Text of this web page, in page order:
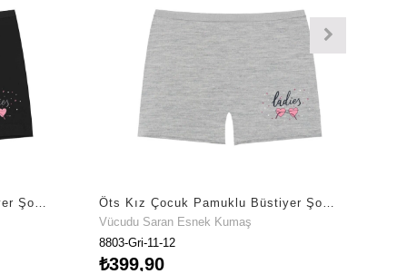
Öts Kız Çocuk Pamuklu Büstiyer Şort Siyah Ladies Rahat Spor Kesim (8803-SİY)
Öts Kız Çocuk Pamuklu Büstiyer Şort Gri Ladies Rahat Spor Kesim (8803-GRİ)
Vücudu Saran Esnek Kumaş
8803-Gri-11-12
₺399,90